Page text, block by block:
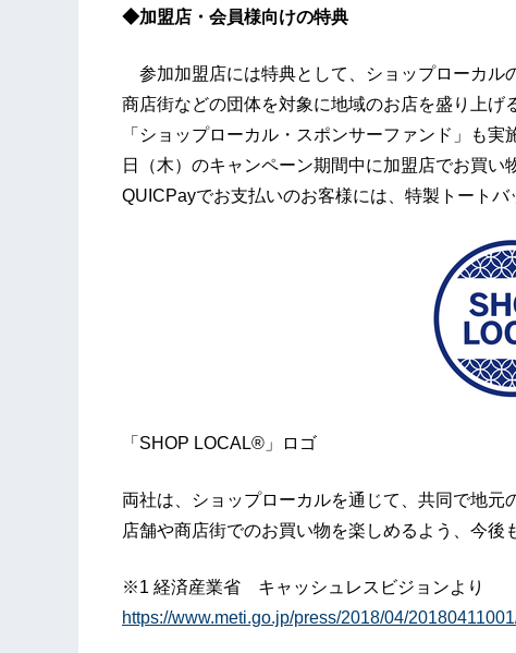
◆加盟店・会員様向けの特典
参加加盟店には特典として、ショップローカル
商店街などの団体を対象に地域のお店を盛り上げ
「ショップローカル・スポンサーファンド」も
日（木）のキャンペーン期間中に加盟店でお買
QUICPayでお支払いのお客様には、特製トートバ
「SHOP LOCAL®」ロゴ
両社は、ショップローカルを通じて、共同で地
店舗や商店街でのお買い物を楽しめるよう、今後
※1 経済産業省 キャッシュレスビジョンより
https://www.meti.go.jp/press/2018/04/